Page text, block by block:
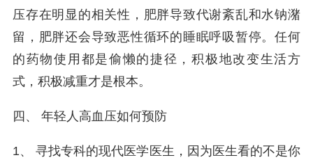
压存在明显的相关性，肥胖导致代谢紊乱和水钠潴
留，肥胖还会导致恶性循环的睡眠呼吸暂停。任何
的药物使用都是偷懒的捷径，积极地改变生活方
式，积极减重才是根本。
四、 年轻人高血压如何预防
1、 寻找专科的现代医学医生，因为医生看的不是你